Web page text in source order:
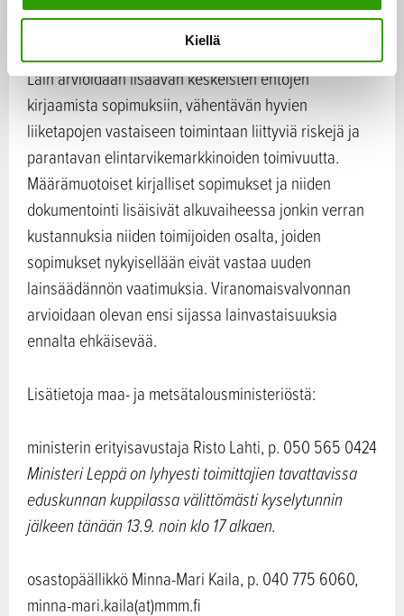
Kiellä
käsiteltäväksi sen yhteydessä.
Lain arvioidaan lisäävän keskeisten ehtojen
kirjaamista sopimuksiin, vähentävän hyvien
liiketapojen vastaiseen toimintaan liittyviä riskejä ja
parantavan elintarvikemarkkinoiden toimivuutta.
Määrämuotoiset kirjalliset sopimukset ja niiden
dokumentointi lisäisivät alkuvaiheessa jonkin verran
kustannuksia niiden toimijoiden osalta, joiden
sopimukset nykyisellään eivät vastaa uuden
lainsäädännön vaatimuksia. Viranomaisvalvonnan
arvioidaan olevan ensi sijassa lainvastaisuuksia
ennalta ehkäisevää.
Lisätietoja maa- ja metsätalousministeriöstä:
ministerin erityisavustaja Risto Lahti, p. 050 565 0424
Ministeri Leppä on lyhyesti toimittajien tavattavissa
eduskunnan kuppilassa välittömästi kyselytunnin
jälkeen tänään 13.9. noin klo 17 alkaen.
osastopäällikkö Minna-Mari Kaila, p. 040 775 6060,
minna-mari.kaila(at)mmm.fi